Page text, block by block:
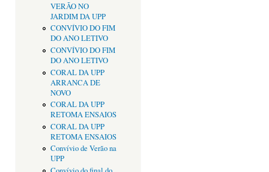
VERÃO NO
JARDIM DA UPP
CONVÍVIO DO FIM
DO ANO LETIVO
CONVÍVIO DO FIM
DO ANO LETIVO
CORAL DA UPP
ARRANCA DE
NOVO
CORAL DA UPP
RETOMA ENSAIOS
CORAL DA UPP
RETOMA ENSAIOS
Convívio de Verão na
UPP